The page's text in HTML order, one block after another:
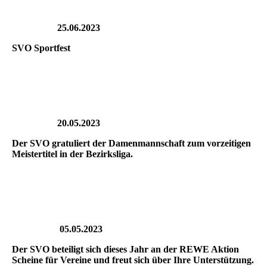
25.06.2023
SVO Sportfest
20.05.2023
Der SVO gratuliert der Damenmannschaft zum vorzeitigen
Meistertitel in der Bezirksliga.
05.05.2023
Der SVO beteiligt sich dieses Jahr an der REWE Aktion
Scheine für Vereine und freut sich über Ihre Unterstützung.